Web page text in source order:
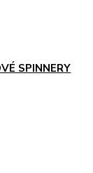
SPINNERY